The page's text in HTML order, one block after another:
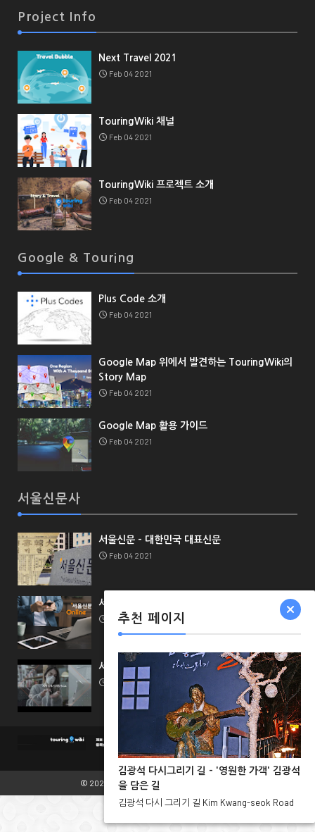
Project Info
Next Travel 2021
Feb 04 2021
TouringWiki 채널
Feb 04 2021
TouringWiki 프로젝트 소개
Feb 04 2021
Google & Touring
Plus Code 소개
Feb 04 2021
Google Map 위에서 발견하는 TouringWiki의
Story Map
Feb 04 2021
Google Map 활용 가이드
Feb 04 2021
서울신문사
서울신문 - 대한민국 대표신문
Feb 04 2021
서울신문 채널 가이드
Feb 04 2021
서울신문 비즈니스
Feb 04 2021
© 2021. TouringWikiAll Rights Reserved.
추천 페이지
김광석 다시그리기 길 - '영원한 가객' 김광석
을 담은 길
김광석 다시 그리기 길 Kim Kwang-seok Road